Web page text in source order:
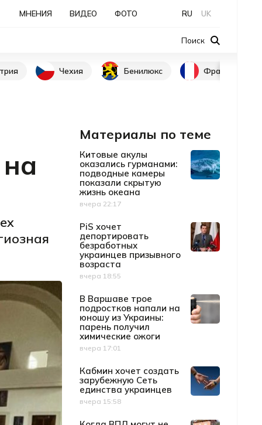
МНЕНИЯ ВИДЕО ФОТО RU UK
Поиск
Чехия Бенилюкс Франция
Материалы по теме
Китовые акулы
оказались гурманами:
подводные камеры
показали скрытую
жизнь океана
Дата публикации
вчера 22:17
PiS хочет
депортировать
безработных
украинцев призывного
возраста
Дата публикации
вчера 18:55
В Варшаве трое
подростков напали на
юношу из Украины:
парень получил
химические ожоги
Дата публикации
вчера 17:01
Кабмин хочет создать
зарубежную Сеть
единства украинцев
Дата публикации
вчера 15:58